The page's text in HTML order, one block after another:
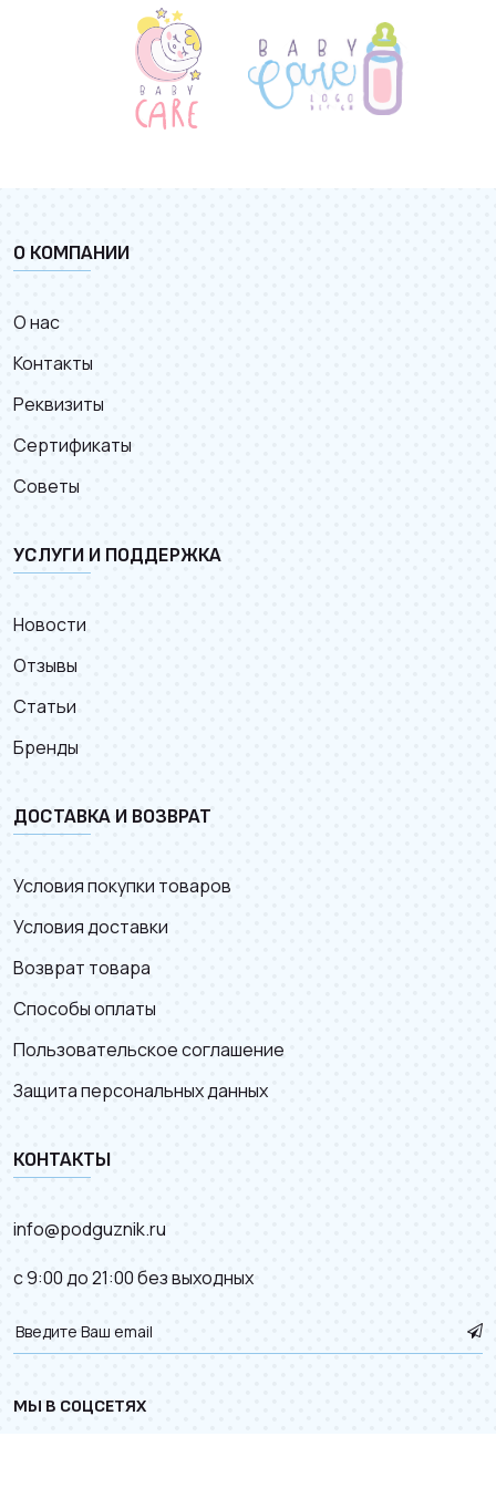
О КОМПАНИИ
О нас
Контакты
Реквизиты
Сертификаты
Советы
УСЛУГИ И ПОДДЕРЖКА
Новости
Отзывы
Статьи
Бренды
ДОСТАВКА И ВОЗВРАТ
Условия покупки товаров
Условия доставки
Возврат товара
Способы оплаты
Пользовательское соглашение
Защита персональных данных
КОНТАКТЫ
info@podguznik.ru
с 9:00 до 21:00 без выходных
МЫ В СОЦСЕТЯХ